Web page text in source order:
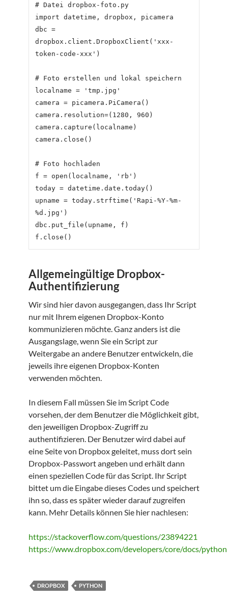
# Datei dropbox-foto.py
import datetime, dropbox, picamera
dbc =
dropbox.client.DropboxClient('xxx-
token-code-xxx')
# Foto erstellen und lokal speichern
localname = 'tmp.jpg'
camera = picamera.PiCamera()
camera.resolution=(1280, 960)
camera.capture(localname)
camera.close()
# Foto hochladen
f = open(localname, 'rb')
today = datetime.date.today()
upname = today.strftime('Rapi-%Y-%m-
%d.jpg')
dbc.put_file(upname, f)
Allgemeingültige Dropbox-
Authentifizierung
Wir sind hier davon ausgegangen, dass Ihr Script
nur mit Ihrem eigenen Dropbox-Konto
kommunizieren möchte. Ganz anders ist die
Ausgangslage, wenn Sie ein Script zur
Weitergabe an andere Benutzer entwickeln, die
jeweils ihre eigenen Dropbox-Konten
verwenden möchten.
In diesem Fall müssen Sie im Script Code
vorsehen, der dem Benutzer die Möglichkeit gibt,
den jeweiligen Dropbox-Zugriff zu
authentifizieren. Der Benutzer wird dabei auf
eine Seite von Dropbox geleitet, muss dort sein
Dropbox-Passwort angeben und erhält dann
einen speziellen Code für das Script. Ihr Script
bittet um die Eingabe dieses Codes und speichert
ihn so, dass es später wieder darauf zugreifen
kann. Mehr Details können Sie hier nachlesen:
https://stackoverflow.com/questions/23894221
https://www.dropbox.com/developers/core/docs/python
DROPBOX PYTHON